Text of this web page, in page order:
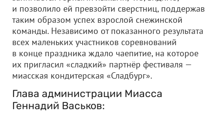
и позволило ей превзойти сверстниц, поддержав
таким образом успех взрослой снежинской
команды. Независимо от показанного результата
всех маленьких участников соревнований
в конце праздника ждало чаепитие, на которое
их пригласил «сладкий» партнёр фестиваля —
миасская кондитерская «Сладбург».
Глава администрации Миасса
Геннадий Васьков: